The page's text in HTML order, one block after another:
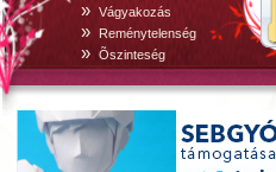
» Vágyakozás
» Reménytelenség
» Õszinteség